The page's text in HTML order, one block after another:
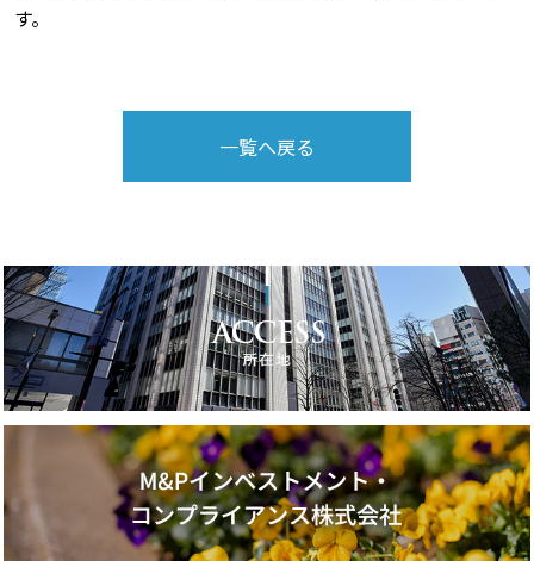
す。
一覧へ戻る